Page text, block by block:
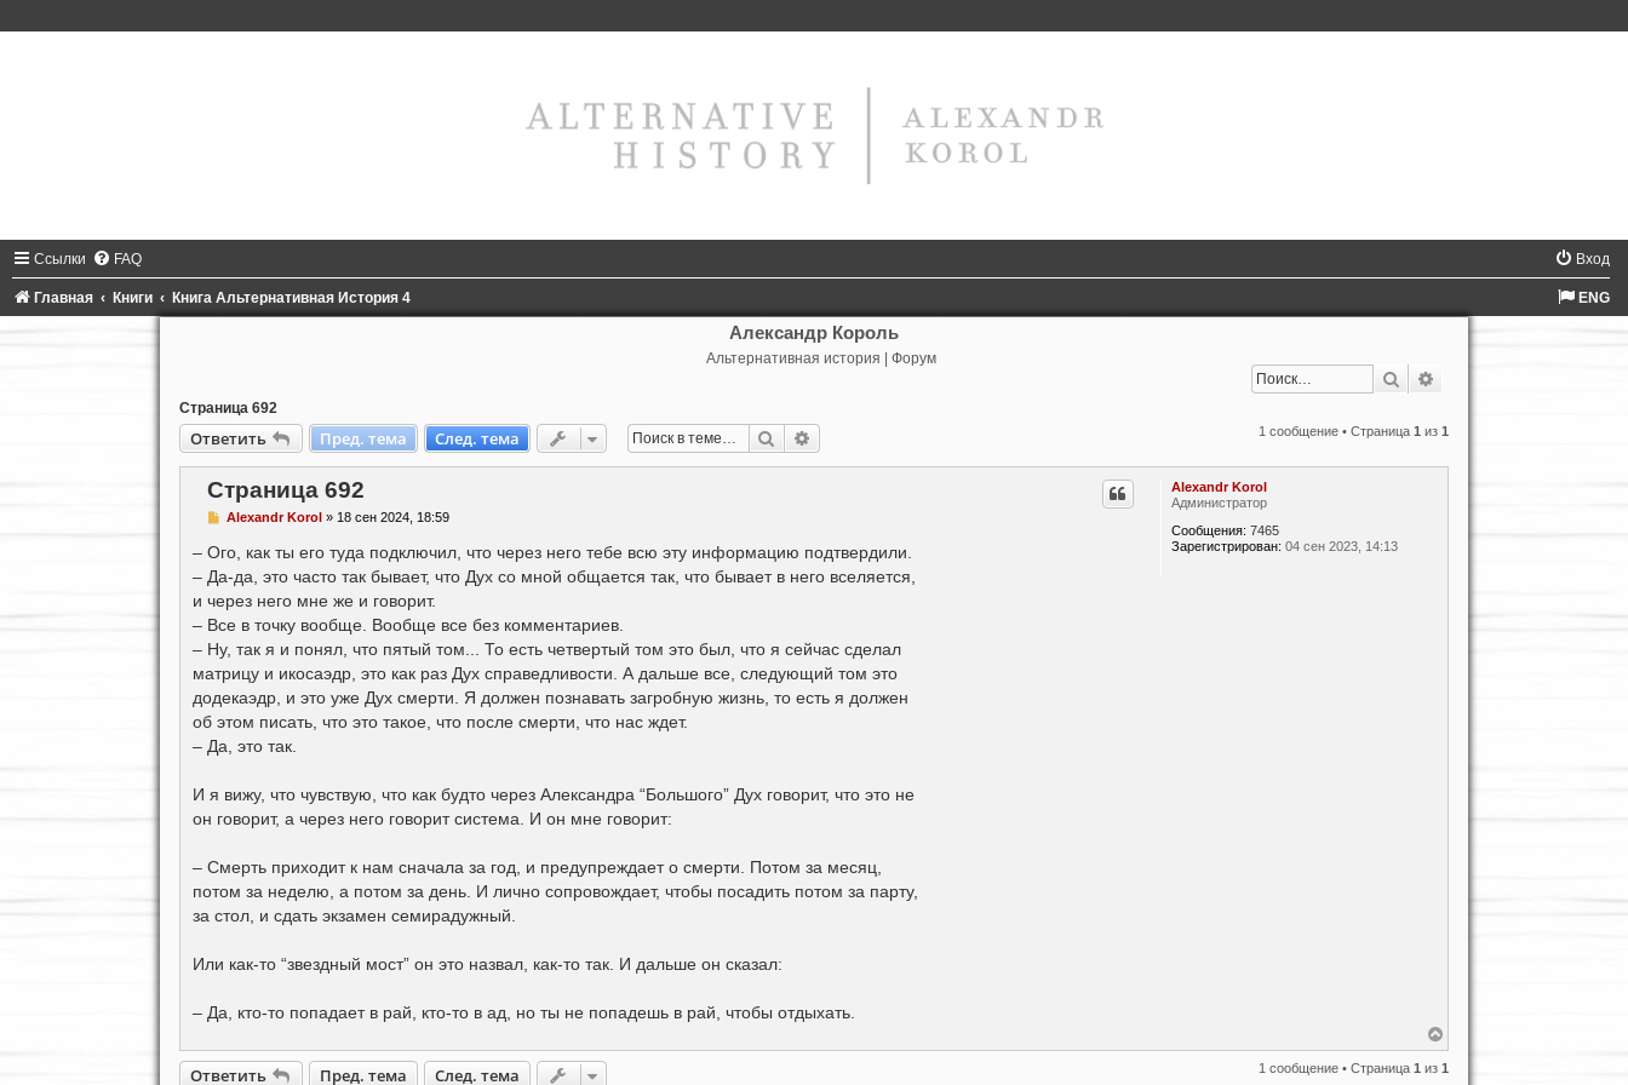
Ссылки FAQ Вход
Главная Книги Книга Альтернативная История 4 ENG
Александр Король
Альтернативная история | Форум
Поиск
Страница 692
Ответить Пред. тема След. тема Поиск 1 сообщение • Страница1 из1
Alexandr Korol
Администратор
Сообщения: 7465
Зарегистрирован: 04 сен 2023, 14:13
Страница 692
С
о
щ
н
и
Alexandr Korol » 18 сен 2024, 18:59
– Ого, как ты его туда подключил, что через него тебе всю эту информацию подтвердили.
– Да-да, это часто так бывает, что Дух со мной общается так, что бывает в него вселяется,
и через него мне же и говорит.
– Все в точку вообще. Вообще все без комментариев.
– Ну, так я и понял, что пятый том... То есть четвертый том это был, что я сейчас сделал
матрицу и икосаэдр, это как раз Дух справедливости. А дальше все, следующий том это
додекаэдр, и это уже Дух смерти. Я должен познавать загробную жизнь, то есть я должен
об этом писать, что это такое, что после смерти, что нас ждет.
– Да, это так.
И я вижу, что чувствую, что как будто через Александра “Большого” Дух говорит, что это не
он говорит, а через него говорит система. И он мне говорит:
– Смерть приходит к нам сначала за год, и предупреждает о смерти. Потом за месяц,
потом за неделю, а потом за день. И лично сопровождает, чтобы посадить потом за парту,
за стол, и сдать экзамен семирадужный.
Или как-то “звездный мост” он это назвал, как-то так. И дальше он сказал:
– Да, кто-то попадает в рай, кто-то в ад, но ты не попадешь в рай, чтобы отдыхать.
е
р
Ответить Пред. тема След. тема 1 сообщение • Страница1 из1